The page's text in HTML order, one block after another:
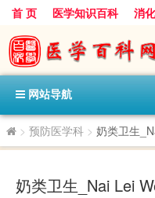
首 页 医学知识百科 消
心血管病科
呼吸科 神经科
内分泌科
口腔科
网站导航
> 预防医学科 > 奶类卫生
奶类卫生_Nai Lei